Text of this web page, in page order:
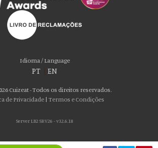
Idioma / Language
PT EN
Cuizeat - Todos os direitos reservados.
de Privacidade | Termos e Condições
Server LB2 SRV26 - v32.6.18
as nossas deliciosas
conteúdo e anúncios, fornecer recursos
nosso tráfego. Também compartilhamos
que podem combiná-lo com outras informações
ou que coletaram do uso de seus serviços. Você